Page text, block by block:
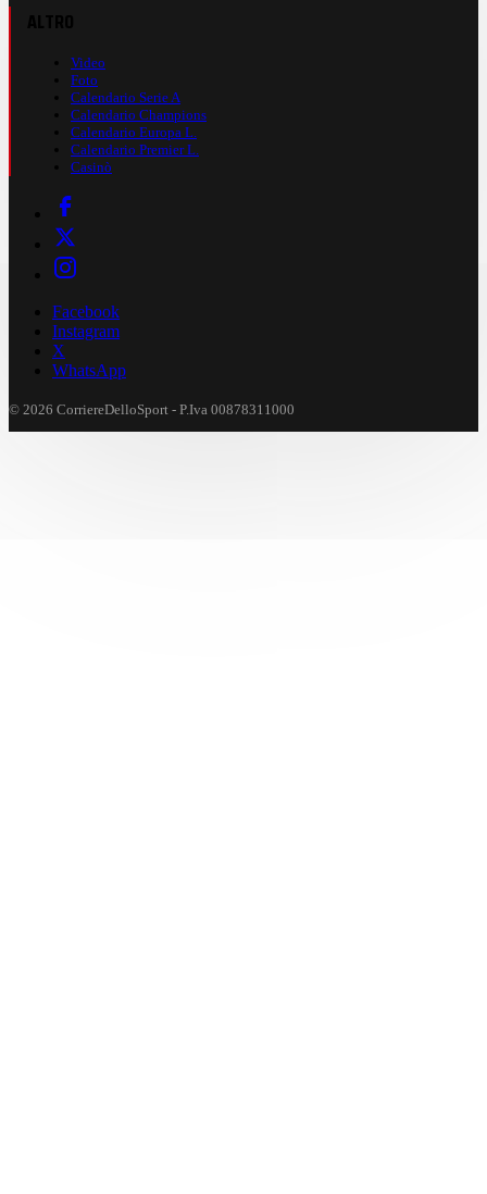
Video
Foto
Calendario Serie A
Calendario Champions
Calendario Europa L.
Calendario Premier L.
Casinò
Facebook
Instagram
X
WhatsApp
© 2026 CorriereDelloSport - P.Iva 00878311000